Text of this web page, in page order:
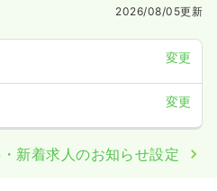
2026/08/05更新
変更
変更
新着求人のお知らせ設定